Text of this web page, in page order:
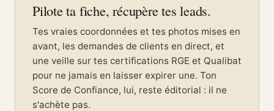
Pilote ta fiche, récupère tes leads.
Tes vraies coordonnées et tes photos mises en
avant, les demandes de clients en direct, et
une veille sur tes certifications RGE et Qualibat
pour ne jamais en laisser expirer une. Ton
Score de Confiance, lui, reste éditorial : il ne
s'achète pas.